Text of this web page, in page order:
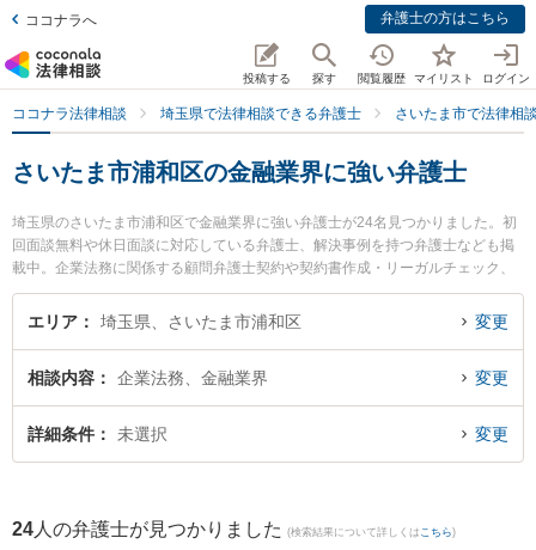
ココナラへ 弁護士の方はこちら
投稿する 探す 閲覧履歴 マイリスト ログイン
ココナラ法律相談 埼玉県で法律相談できる弁護士 さいたま市で法律相
さいたま市浦和区の金融業界に強い弁護士
埼玉県のさいたま市浦和区で金融業界に強い弁護士が24名見つかりました。初
回面談無料や休日面談に対応している弁護士、解決事例を持つ弁護士なども掲
載中。企業法務に関係する顧問弁護士契約や契約書作成・リーガルチェック、
雇用契約書・就業規則作成等の細かな分野での絞り込み検索もでき便利です。
特にベリーベスト法律事務所 浦和オフィスの一色 秀哉弁護士や弁護士法人法律
『さいたま市浦和区で土日や夜間に発生した金融業界のトラブルを今すぐに弁
護士に相談したい』『金融業界のトラブル解決の実績豊富な近くの弁護士を検
索したい』『初回相談無料で金融業界を法律相談できるさいたま市浦和区内の
エリア 埼玉県、さいたま市浦和区 変更
相談内容 企業法務、金融業界 変更
詳細条件 未選択 変更
24 人の弁護士が見つかりました (検索結果について詳しくは こちら)